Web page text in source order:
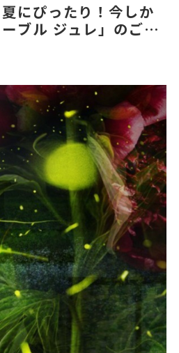
にぴったり！今しか
ブル ジュレ」のご紹